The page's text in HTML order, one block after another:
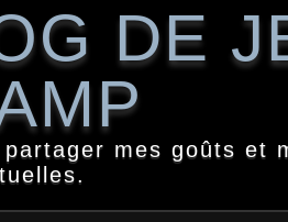
DE
mes goûts et